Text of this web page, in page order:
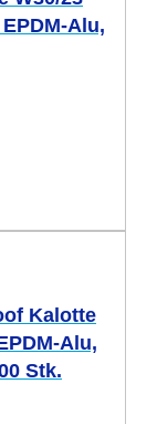
Alu,
Kalotte
Alu,
Stk.